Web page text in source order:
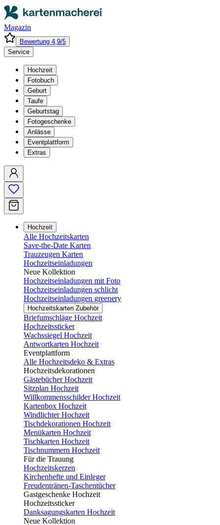
Magazin
Bewertung 4,9/5
Service
Hochzeit
Fotobuch
Geburt
Taufe
Geburtstag
Fotogeschenke
Anlässe
Eventplattform
Extras
Hochzeit
Alle Hochzeitskarten
Save-the-Date Karten
Trauzeugen Karten
Hochzeitseinladungen
Neue Kollektion
Hochzeitseinladungen mit Foto
Hochzeitseinladungen schlicht
Hochzeitseinladungen greenery
Hochzeitskarten Zubehör
Briefumschläge Hochzeit
Hochzeitssticker
Wachssiegel Hochzeit
Antwortkarten Hochzeit
Eventplattform
Alle Hochzeitsdeko & Extras
Hochzeitsdekorationen
Gästebücher Hochzeit
Sitzplan Hochzeit
Willkommensschilder Hochzeit
Kartenbox Hochzeit
Windlichter Hochzeit
Tischdekorationen Hochzeit
Menükarten Hochzeit
Tischkarten Hochzeit
Tischnummern Hochzeit
Für die Trauung
Hochzeitskerzen
Kirchenhefte und Einleger
Freudentränen-Taschentücher
Gastgeschenke Hochzeit
Hochzeitssticker
Danksagungskarten Hochzeit
Neue Kollektion